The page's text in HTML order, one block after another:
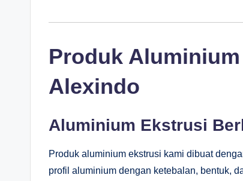
Produk
Alexindo
Aluminium Ekstrusi
Produk aluminium ekstrusi kami dibuat
profil aluminium dengan ketebalan, bentuk,